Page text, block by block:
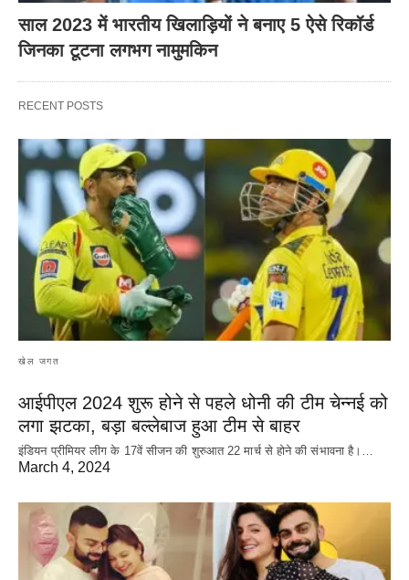
साल 2023 में भारतीय खिलाड़ियों ने बनाए 5 ऐसे रिकॉर्ड
जिनका टूटना लगभग नामुमकिन
RECENT POSTS
खेल जगत
आईपीएल 2024 शुरू होने से पहले धोनी की टीम चेन्नई को
लगा झटका, बड़ा बल्लेबाज हुआ टीम से बाहर
इंडियन प्रीमियर लीग के 17वें सीजन की शुरुआत 22 मार्च से होने की संभावना है।…
March 4, 2024